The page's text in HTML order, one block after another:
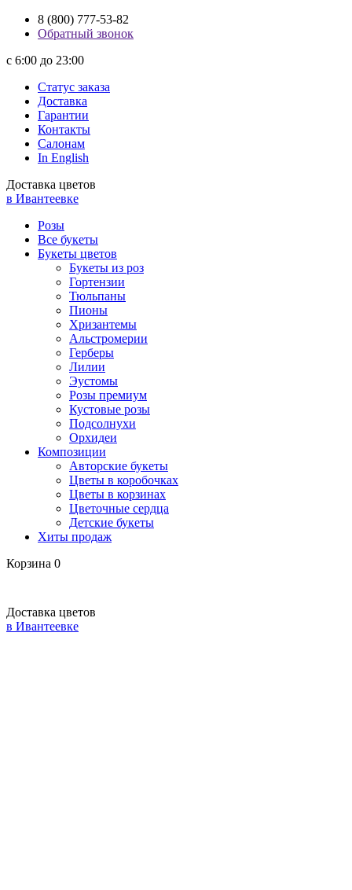
8 (800) 777-53-82
Обратный звонок
с 6:00 до 23:00
Статус заказа
Доставка
Гарантии
Контакты
Салонам
In English
Доставка цветов
в Ивантеевке
Розы
Все букеты
Букеты цветов
Букеты из роз
Гортензии
Тюльпаны
Пионы
Хризантемы
Альстромерии
Герберы
Лилии
Эустомы
Розы премиум
Кустовые розы
Подсолнухи
Орхидеи
Композиции
Авторские букеты
Цветы в коробочках
Цветы в корзинах
Цветочные сердца
Детские букеты
Хиты продаж
Корзина 0
Доставка цветов
в Ивантеевке